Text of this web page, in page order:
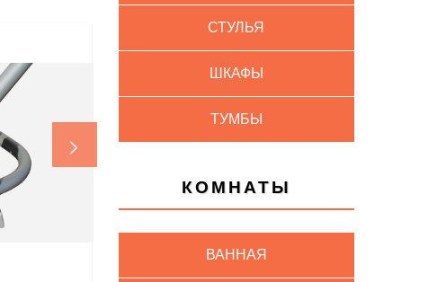
>
СТУЛЬЯ
ШКАФЫ
ТУМБЫ
КОМНАТЫ
ВАННАЯ